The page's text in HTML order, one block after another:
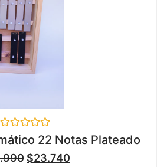
Valorado
en
0
de
22 Notas Plateado
$23.740